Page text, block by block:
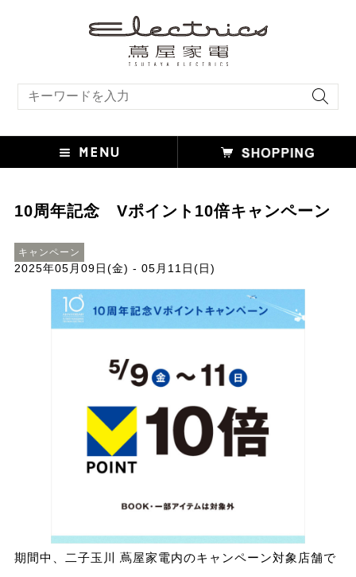
10周年記念 Vポイント10倍キャンペーン
キャンペーン
2025年05月09日(金) - 05月11日(日)
期間中、二子玉川 蔦屋家電内のキャンペーン対象店舗で